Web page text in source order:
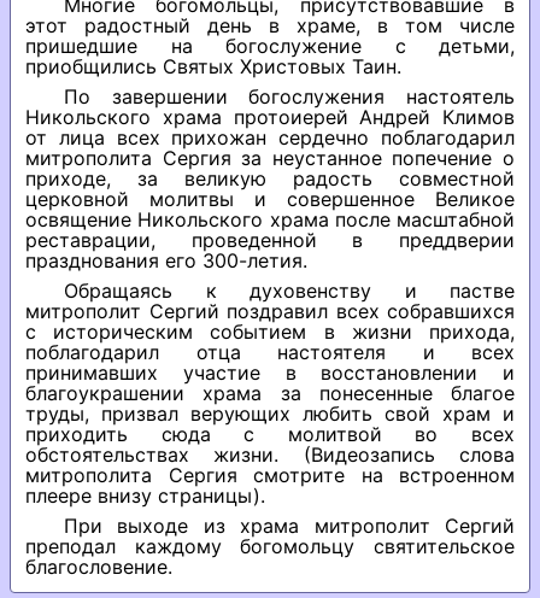
Многие богомольцы, присутствовавшие в
этот радостный день в храме, в том числе
пришедшие на богослужение с детьми,
приобщились Святых Христовых Таин.
По завершении богослужения настоятель
Никольского храма протоиерей Андрей Климов
от лица всех прихожан сердечно поблагодарил
митрополита Сергия за неустанное попечение о
приходе, за великую радость совместной
церковной молитвы и совершенное Великое
освящение Никольского храма после масштабной
реставрации, проведенной в преддверии
празднования его 300-летия.
Обращаясь к духовенству и пастве
митрополит Сергий поздравил всех собравшихся
с историческим событием в жизни прихода,
поблагодарил отца настоятеля и всех
принимавших участие в восстановлении и
благоукрашении храма за понесенные благое
труды, призвал верующих любить свой храм и
приходить сюда с молитвой во всех
обстоятельствах жизни. (Видеозапись слова
митрополита Сергия смотрите на встроенном
плеере внизу страницы).
При выходе из храма митрополит Сергий
преподал каждому богомольцу святительское
благословение.